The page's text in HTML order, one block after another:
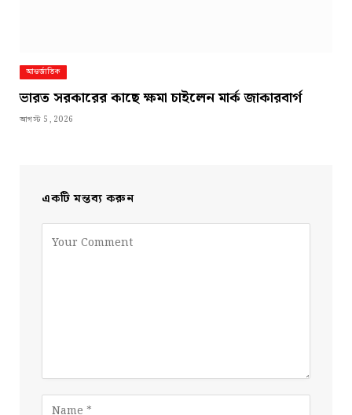
আন্তর্জাতিক
ভারত সরকারের কাছে ক্ষমা চাইলেন মার্ক জাকারবার্গ
আগস্ট 5, 2026
একটি মন্তব্য করুন